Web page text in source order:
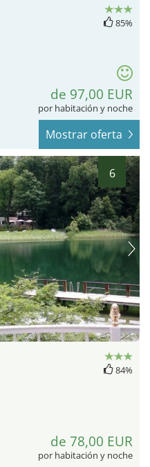
85%
de 97,00 EUR
por habitación y noche
Mostrar oferta
6
84%
de 78,00 EUR
por habitación y noche